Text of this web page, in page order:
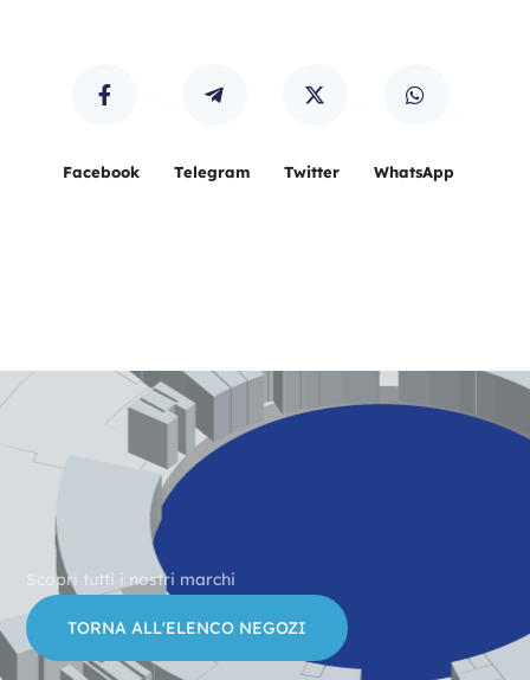
Facebook Telegram Twitter WhatsApp
Scopri tutti i nostri marchi
TORNA ALL'ELENCO NEGOZI